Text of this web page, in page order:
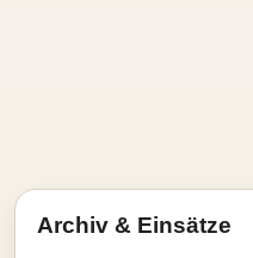
Archiv & Einsätze